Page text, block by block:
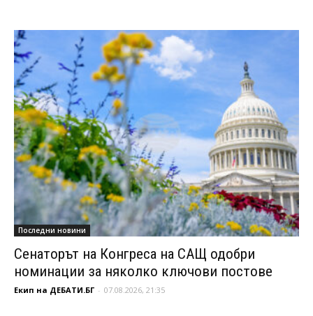
Последни новини
Сенаторът на Конгреса на САЩ одобри
номинации за няколко ключови постове
Екип на ДЕБАТИ.БГ - 07.08.2026, 21:35